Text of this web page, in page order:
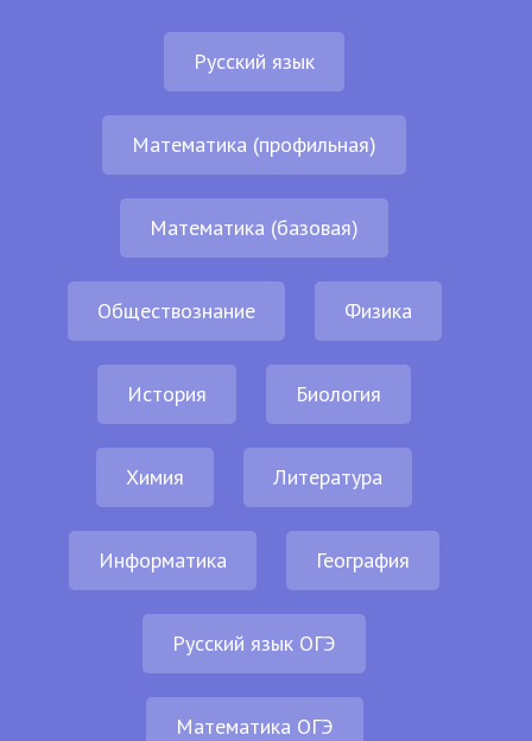
Русский язык
Математика (профильная)
Математика (базовая)
Обществознание Физика
История Биология
Химия Литература
Информатика География
Русский язык ОГЭ
Математика ОГЭ